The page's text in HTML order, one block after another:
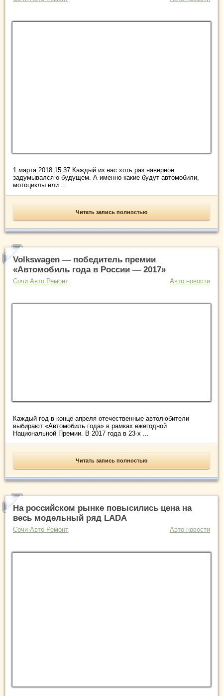
1 марта 2018 15:37 Каждый из нас хоть раз наверное
задумывался о будущем. А именно какие будут автомобили,
мотоциклы или ...
Читать запись полностью
Volkswagen — победитель премии
«Автомобиль года в России — 2017»
Сочи Авто Ремонт Авто новости
Каждый год в конце апреля отечественные автолюбители
выбирают «Автомобиль года» в рамках ежегодной
Национальной Премии. В 2017 года в 23-х ...
Читать запись полностью
На российском рынке повысились цена на
весь модельный ряд LADA
Сочи Авто Ремонт Авто новости